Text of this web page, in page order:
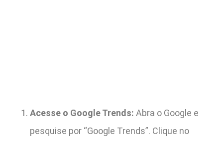
Acesse o Google Trends: Abra o Google e
pesquise por “Google Trends”. Clique no